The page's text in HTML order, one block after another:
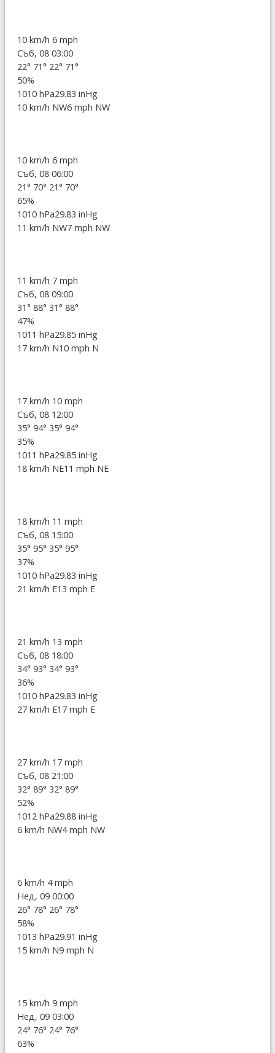
10 km/h 6 mph
Съб, 08 03:00
22° 71° 22° 71°
50%
1010 hPa29.83 inHg
10 km/h NW6 mph NW
10 km/h 6 mph
Съб, 08 06:00
21° 70° 21° 70°
65%
1010 hPa29.83 inHg
11 km/h NW7 mph NW
11 km/h 7 mph
Съб, 08 09:00
31° 88° 31° 88°
47%
1011 hPa29.85 inHg
17 km/h N10 mph N
17 km/h 10 mph
Съб, 08 12:00
35° 94° 35° 94°
35%
1011 hPa29.85 inHg
18 km/h NE11 mph NE
18 km/h 11 mph
Съб, 08 15:00
35° 95° 35° 95°
37%
1010 hPa29.83 inHg
21 km/h E13 mph E
21 km/h 13 mph
Съб, 08 18:00
34° 93° 34° 93°
36%
1010 hPa29.83 inHg
27 km/h E17 mph E
27 km/h 17 mph
Съб, 08 21:00
32° 89° 32° 89°
52%
1012 hPa29.88 inHg
6 km/h NW4 mph NW
6 km/h 4 mph
Нед, 09 00:00
26° 78° 26° 78°
58%
1013 hPa29.91 inHg
15 km/h N9 mph N
15 km/h 9 mph
Нед, 09 03:00
24° 76° 24° 76°
63%